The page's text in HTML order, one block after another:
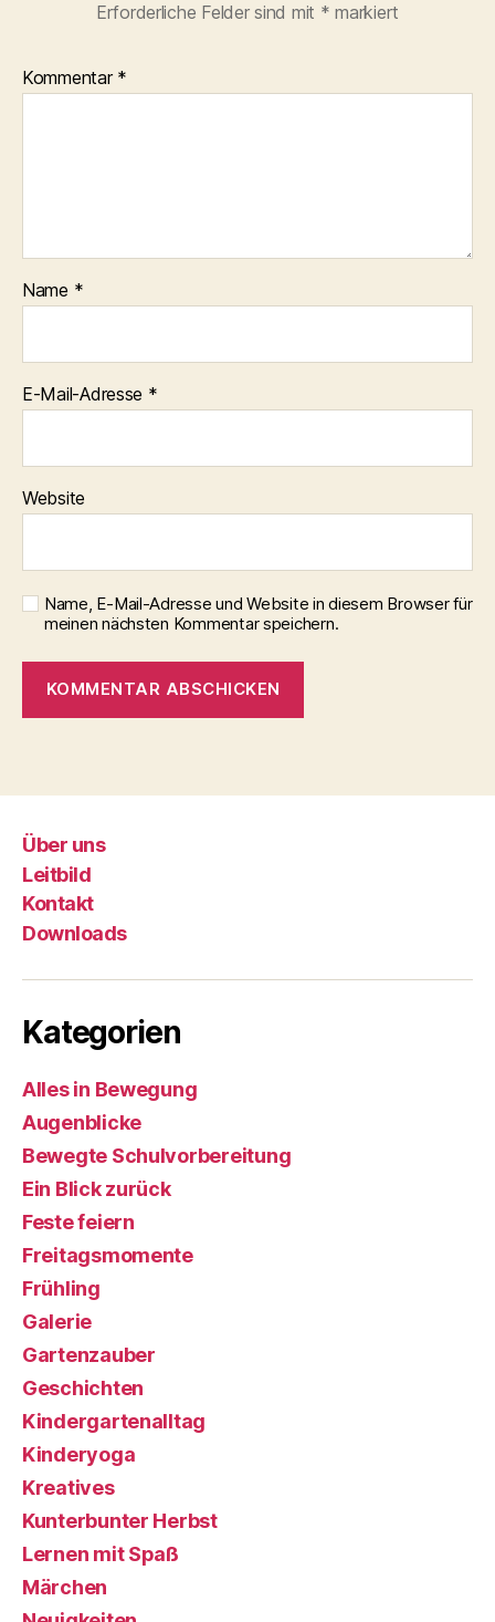
Erforderliche Felder sind mit * markiert
Kommentar *
Name *
E-Mail-Adresse *
Website
Name, E-Mail-Adresse und Website in diesem Browser für
meinen nächsten Kommentar speichern.
Über uns
Leitbild
Kontakt
Downloads
Kategorien
Alles in Bewegung
Augenblicke
Bewegte Schulvorbereitung
Ein Blick zurück
Feste feiern
Freitagsmomente
Frühling
Galerie
Gartenzauber
Geschichten
Kindergartenalltag
Kinderyoga
Kreatives
Kunterbunter Herbst
Lernen mit Spaß
Märchen